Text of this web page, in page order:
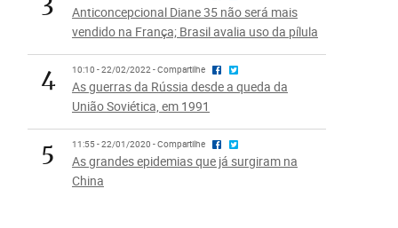
Anticoncepcional Diane 35 não será mais
vendido na França; Brasil avalia uso da pílula
4 10:10 - 22/02/2022 - Compartilhe
As guerras da Rússia desde a queda da
União Soviética, em 1991
5 11:55 - 22/01/2020 - Compartilhe
As grandes epidemias que já surgiram na
China